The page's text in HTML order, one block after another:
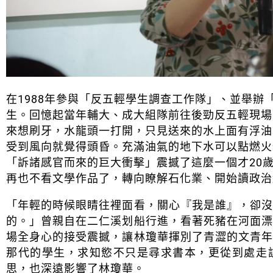
在1988年參與「反五輕學生調查工作隊」、並舉辦
生。回憶起當年輔大、成大組隊前往後勁反五輕現
來想刷牙，水龍頭一打開，只見送來的水上面有浮
受到風向就覺得頭昏。充滿油氣的地下水可以點燃
「訴諸感官而來的巨大衝擊」震撼了這麼一個才20
再也不看文學作品了，轉向瞭解石化業、開始讀政
「年輕的時候眼睛往裡面看，關心『我是誰』，卻
的。」曾親自在二仁溪划船行進，看著死豬在河面
場全身心的接受震撼，讓林瓊華揮別了青澀的文青
那代的學生，求知慾不只是尋求書本，更從到處
思，也深遠影響了林瓊華。